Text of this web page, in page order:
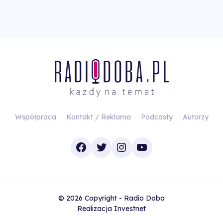
Współpraca Kontakt / Reklama Podcasty Autorzy
Facebook
TwitterInstagram
YouTube
© 2026 Copyright - Radio Doba
Realizacja Investnet